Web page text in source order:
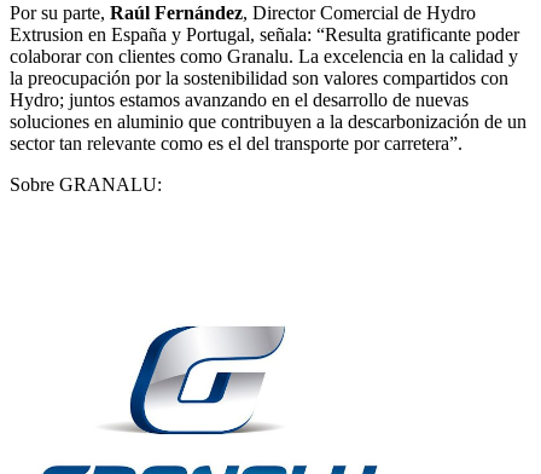
Por su parte, Raúl Fernández, Director Comercial de Hydro
Extrusion en España y Portugal, señala: “Resulta gratificante poder
colaborar con clientes como Granalu. La excelencia en la calidad y
la preocupación por la sostenibilidad son valores compartidos con
Hydro; juntos estamos avanzando en el desarrollo de nuevas
soluciones en aluminio que contribuyen a la descarbonización de un
sector tan relevante como es el del transporte por carretera”.
Sobre GRANALU: